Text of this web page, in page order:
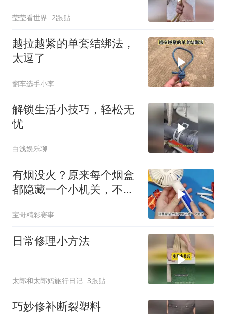
一下！
莹莹看世界 2跟贴
越拉越紧的单套结绑法，
太逗了
翻车选手小李
解锁生活小技巧，轻松无
忧
白浅娱乐聊
有烟没火？原来每个烟盒
都隐藏一个小机关，不用
宝哥精彩赛事
日常修理小方法
太郎和太郎妈旅行日记 3跟贴
巧妙修补断裂塑料